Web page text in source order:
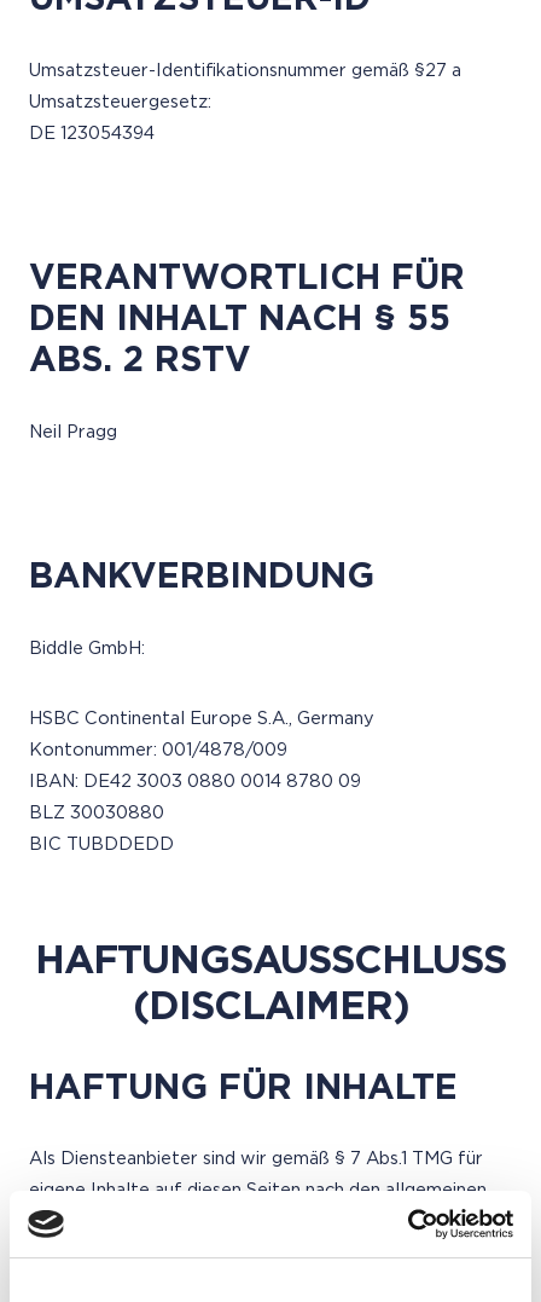
Umsatzsteuer-Identifikationsnummer gemäß §27 a
Umsatzsteuergesetz:
DE 123054394
VERANTWORTLICH FÜR
DEN INHALT NACH § 55
ABS. 2 RSTV
Neil Pragg
BANKVERBINDUNG
Biddle GmbH:
HSBC Continental Europe S.A., Germany
Kontonummer: 001/4878/009
IBAN: DE42 3003 0880 0014 8780 09
BLZ 30030880
BIC TUBDDEDD
HAFTUNGSAUSSCHLUSS
(DISCLAIMER)
HAFTUNG FÜR INHALTE
Als Diensteanbieter sind wir gemäß § 7 Abs.1 TMG für
eigene Inhalte auf diesen Seiten nach den allgemeinen
Gesetzen verantwortlich. Nach §§ 8 bis 10 TMG sind wir
als Diensteanbieter jedoch nicht verpflichtet,